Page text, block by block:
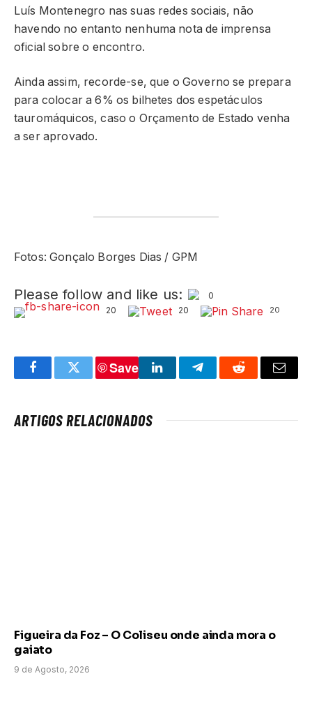
Luís Montenegro nas suas redes sociais, não
havendo no entanto nenhuma nota de imprensa
oficial sobre o encontro.
Ainda assim, recorde-se, que o Governo se prepara
para colocar a 6% os bilhetes dos espetáculos
tauromáquicos, caso o Orçamento de Estado venha
a ser aprovado.
Fotos: Gonçalo Borges Dias / GPM
Please follow and like us:
0
20
20 20
FacebookTwitter
Save
LinkedInTelegramReddit Email
ARTIGOS RELACIONADOS
Figueira da Foz – O Coliseu onde ainda mora o
gaiato
9 de Agosto, 2026